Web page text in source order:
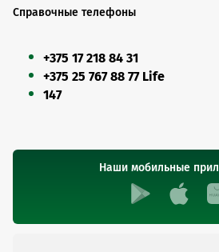
Справочные телефоны
+375 17 218 84 31
+375 25 767 88 77 Life
147
Наши мобильные